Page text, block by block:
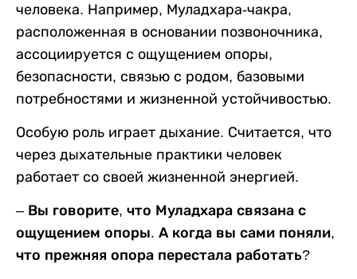
человека. Например, Муладхара-чакра,
расположенная в основании позвоночника,
ассоциируется с ощущением опоры,
безопасности, связью с родом, базовыми
потребностями и жизненной устойчивостью.
Особую роль играет дыхание. Считается, что
через дыхательные практики человек
работает со своей жизненной энергией.
– Вы говорите, что Муладхара связана с
ощущением опоры. А когда вы сами поняли,
что прежняя опора перестала работать?